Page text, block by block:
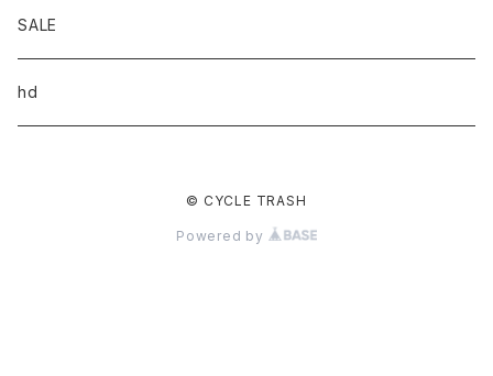
SALE
hd
© CYCLE TRASH
Powered by